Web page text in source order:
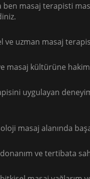
ben masaj terapisti
ve uzman masaj
masaj kültürüne
uygulayan
masaj alanında
ve tertibata